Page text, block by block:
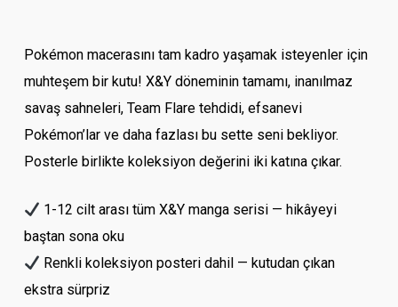
Pokémon macerasını tam kadro yaşamak isteyenler için
muhteşem bir kutu! X&Y döneminin tamamı, inanılmaz
savaş sahneleri, Team Flare tehdidi, efsanevi
Pokémon’lar ve daha fazlası bu sette seni bekliyor.
Posterle birlikte koleksiyon değerini iki katına çıkar.
1-12 cilt arası tüm X&Y manga serisi — hikâyeyi
baştan sona oku
Renkli koleksiyon posteri dahil — kutudan çıkan
ekstra sürpriz